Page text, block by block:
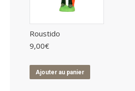
Roustido
9,00€
Ajouter au panier